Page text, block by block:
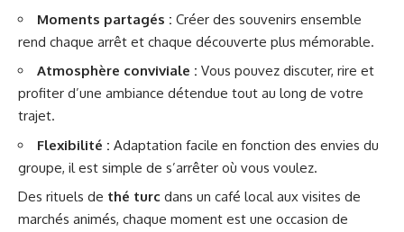
Moments partagés : Créer des souvenirs ensemble
rend chaque arrêt et chaque découverte plus mémorable.
Atmosphère conviviale : Vous pouvez discuter, rire et
profiter d’une ambiance détendue tout au long de votre
trajet.
Flexibilité : Adaptation facile en fonction des envies du
groupe, il est simple de s’arrêter où vous voulez.
Des rituels de thé turc dans un café local aux visites de
marchés animés, chaque moment est une occasion de